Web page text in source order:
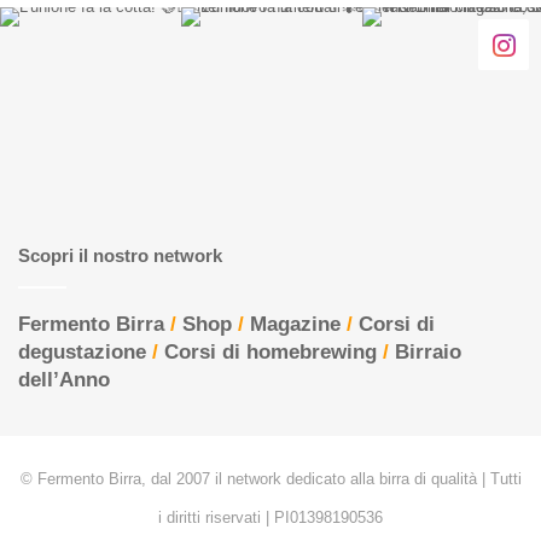
Scopri il nostro network
Fermento Birra/ Shop / Magazine / Corsi di
degustazione / Corsi di homebrewing / Birraio
dell’Anno
© Fermento Birra, dal 2007 il network dedicato alla birra di qualità | Tutti
i diritti riservati | PI01398190536